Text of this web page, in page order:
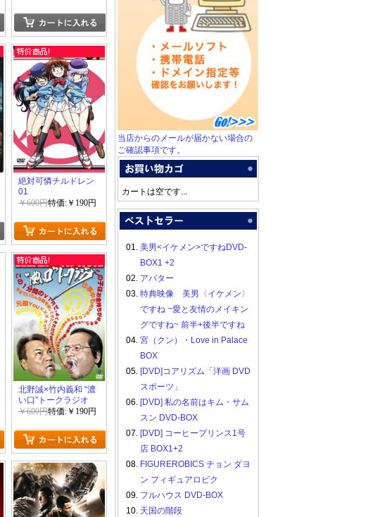
絶対可憐チルドレン
01
￥600円特価:￥190円
北野誠×竹内義和 “濃
い口”トークラジオ
￥600円特価:￥190円
当店からのメールが届かない場合の
ご確認事項です。
カートは空です...
01. 美男<イケメン>ですねDVD-
BOX1 +2
02. アバター
03. 特典映像 美男〈イケメン〉
ですね ~愛と友情のメイキン
グですね~ 前半+後半ですね
04. 宮（クン）・Love in Palace
BOX
05. [DVD]コアリズム「洋画 DVD
スポーツ」
06. [DVD] 私の名前はキム・サム
スン DVD-BOX
07. [DVD] コーヒープリンス1号
店 BOX1+2
08. FIGUREROBICS チョン ダヨ
ン フィギュアロビク
09. フルハウス DVD-BOX
10. 天国の階段